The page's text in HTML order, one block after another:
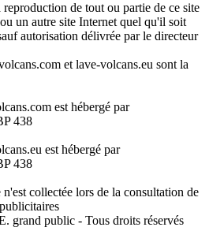
de tout ou partie de ce site
un autre site Internet quel qu'il soit
autorisation délivrée par le directeur
et lave-volcans.eu sont la
est hébergé par
438
est hébergé par
438
collectée lors de la consultation de
grand public - Tous droits réservés